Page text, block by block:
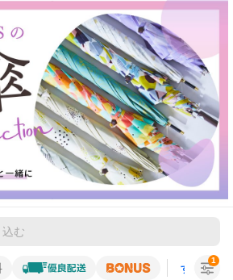
すべての条
1